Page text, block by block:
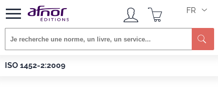
FR
ISO 1452-2:2009
Afnor EDITIONS Normes